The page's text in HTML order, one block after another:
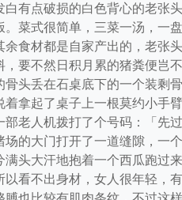
有点破损的白色背心的老张
菜式很简单，三菜一汤，一
食材都是自家产出的，老张
要不然日积月累的猪粪便岂
头丢在石桌底下的一个装剩
拿起了桌子上一根莫约小手
老人机拨打了个号码：「先
的大门打开了一道缝隙，一
头大汗地抱着一个西瓜跑过
看不出身材，女人很年轻，